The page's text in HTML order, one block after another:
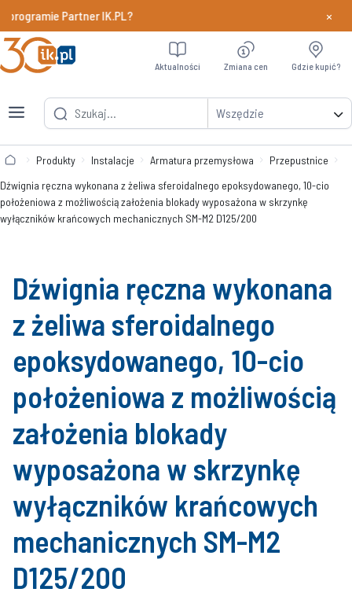
Partner IK.PL? Dowiedz
×
Wszędzie
Aktualności Zmiana cen Gdzie kupić?
Produkty Instalacje Armatura przemysłowa
Przepustnice
Dźwignia ręczna wykonana z żeliwa sferoidalnego epoksydowanego, 10-cio
położeniowa z możliwością założenia blokady wyposażona w skrzynkę
wyłączników krańcowych mechanicznych SM-M2 D125/200
Dźwignia ręczna wykonana
z żeliwa sferoidalnego
epoksydowanego, 10-cio
położeniowa z możliwością
założenia blokady
wyposażona w skrzynkę
wyłączników krańcowych
mechanicznych SM-M2
D125/200